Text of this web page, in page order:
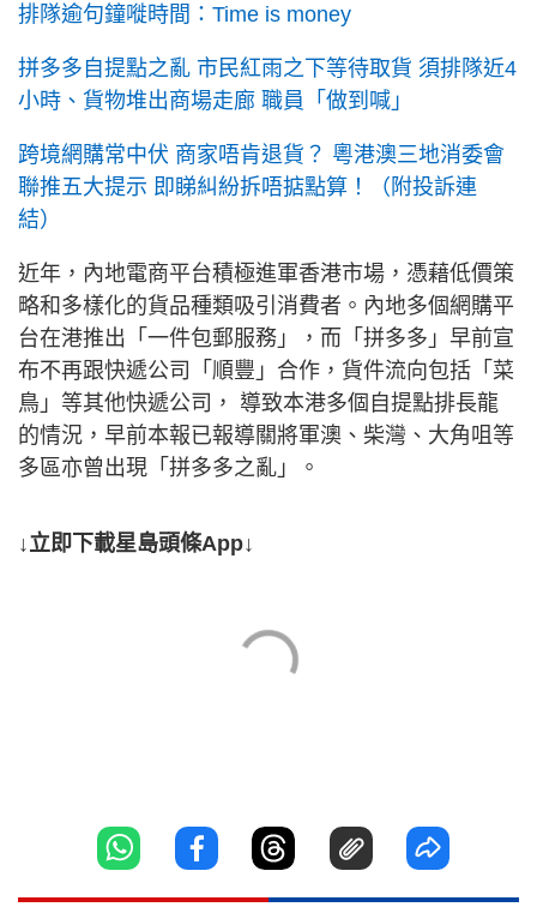
排隊逾句鐘嘥時間：Time is money
拼多多自提點之亂 市民紅雨之下等待取貨 須排隊近4
小時、貨物堆出商場走廊 職員「做到喊」
跨境網購常中伏 商家唔肯退貨？ 粵港澳三地消委會
聯推五大提示 即睇糾紛拆唔掂點算！（附投訴連
結）
近年，內地電商平台積極進軍香港市場，憑藉低價策
略和多樣化的貨品種類吸引消費者。內地多個網購平
台在港推出「一件包郵服務」，而「拼多多」早前宣
布不再跟快遞公司「順豐」合作，貨件流向包括「菜
鳥」等其他快遞公司， 導致本港多個自提點排長龍
的情況，早前本報已報導關將軍澳、柴灣、大角咀等
多區亦曾出現「拼多多之亂」。
↓立即下載星島頭條App↓